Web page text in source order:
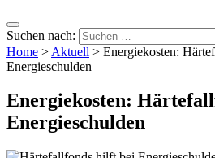
Suchen nach:
Home > Aktuell > Energiekosten:
Energieschulden
Energiekosten:
Energieschulden